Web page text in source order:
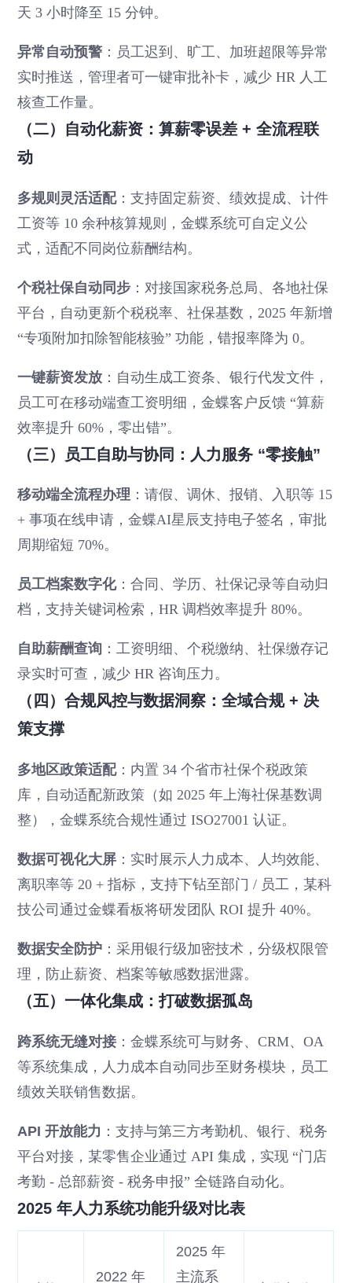
天 3 小时降至 15 分钟。
异常自动预警 ：员工迟到、旷工、加班超限等异常
实时推送，管理者可一键审批补卡，减少 HR 人工
核查工作量。
（二）自动化薪资：算薪零误差 + 全流程联
动
多规则灵活适配：支持固定薪资、绩效提成、计件
工资等 10 余种核算规则，金蝶系统可自定义公
式，适配不同岗位薪酬结构。
个税社保自动同步 ：对接国家税务总局、各地社保
平台，自动更新个税税率、社保基数，2025 年新增
“专项附加扣除智能核验” 功能，错报率降为 0。
一键薪资发放 ：自动生成工资条、银行代发文件，
员工可在移动端查工资明细，金蝶客户反馈 “算薪
效率提升 60%，零出错”。
（三）员工自助与协同：人力服务 “零接触”
移动端全流程办理 ：请假、调休、报销、入职等 15
+ 事项在线申请，金蝶AI星辰支持电子签名，审批
周期缩短 70%。
员工档案数字化：合同、学历、社保记录等自动归
档，支持关键词检索，HR 调档效率提升 80%。
自助薪酬查询 ：工资明细、个税缴纳、社保缴存记
录实时可查，减少 HR 咨询压力。
（四）合规风控与数据洞察：全域合规 + 决
策支撑
多地区政策适配：内置 34 个省市社保个税政策
库，自动适配新政策（如 2025 年上海社保基数调
整），金蝶系统合规性通过 ISO27001 认证。
数据可视化大屏 ：实时展示人力成本、人均效能、
离职率等 20 + 指标，支持下钻至部门 / 员工，某科
技公司通过金蝶看板将研发团队 ROI 提升 40%。
数据安全防护 ：采用银行级加密技术，分级权限管
理，防止薪资、档案等敏感数据泄露。
（五）一体化集成：打破数据孤岛
跨系统无缝对接 ：金蝶系统可与财务、CRM、OA
等系统集成，人力成本自动同步至财务模块，员工
绩效关联销售数据。
API 开放能力 ：支持与第三方考勤机、银行、税务
平台对接，某零售企业通过 API 集成，实现 “门店
考勤 - 总部薪资 - 税务申报” 全链路自动化。
2025 年人力系统功能升级对比表
2022 年
2025 年
主流系